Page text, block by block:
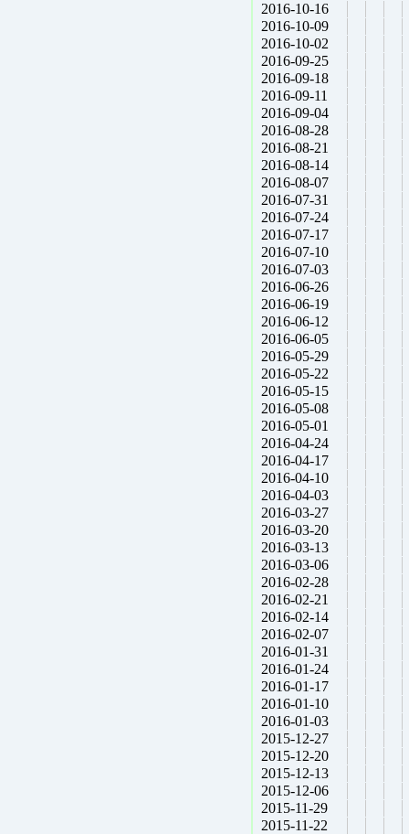
2016-10-16
2016-10-09
2016-10-02
2016-09-25
2016-09-18
2016-09-11
2016-09-04
2016-08-28
2016-08-21
2016-08-14
2016-08-07
2016-07-31
2016-07-24
2016-07-17
2016-07-10
2016-07-03
2016-06-26
2016-06-19
2016-06-12
2016-06-05
2016-05-29
2016-05-22
2016-05-15
2016-05-08
2016-05-01
2016-04-24
2016-04-17
2016-04-10
2016-04-03
2016-03-27
2016-03-20
2016-03-13
2016-03-06
2016-02-28
2016-02-21
2016-02-14
2016-02-07
2016-01-31
2016-01-24
2016-01-17
2016-01-10
2016-01-03
2015-12-27
2015-12-20
2015-12-13
2015-12-06
2015-11-29
2015-11-22